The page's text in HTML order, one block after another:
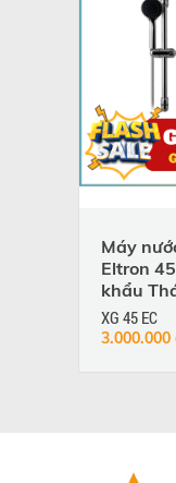
Máy
Eltron
khẩu
XG 45 EC
3.000.000